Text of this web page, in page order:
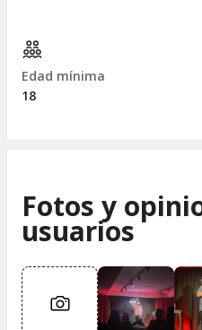
Edad mínima
18
Fotos y
usuarios